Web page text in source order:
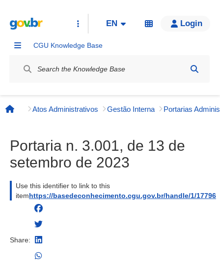
EN Login
CGU Knowledge Base
Página inicial
Atos Administrativos Gestão Interna
Portaria n. 3.001, de 13 de
setembro de 2023
Use this identifier to link to this
itemhttps://basedeconhecimento.cgu.gov.br/handle/1/17796
Share: